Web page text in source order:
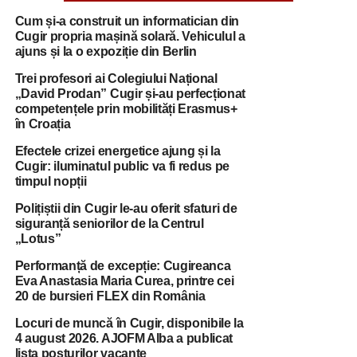
Cum și-a construit un informatician din
Cugir propria mașină solară. Vehiculul a
ajuns și la o expoziție din Berlin
Trei profesori ai Colegiului Național
„David Prodan” Cugir și-au perfecționat
competențele prin mobilități Erasmus+
în Croația
Efectele crizei energetice ajung și la
Cugir: iluminatul public va fi redus pe
timpul nopții
Polițiștii din Cugir le-au oferit sfaturi de
siguranță seniorilor de la Centrul
„Lotus”
Performanță de excepție: Cugireanca
Eva Anastasia Maria Curea, printre cei
20 de bursieri FLEX din România
Locuri de muncă în Cugir, disponibile la
4 august 2026. AJOFM Alba a publicat
lista posturilor vacante